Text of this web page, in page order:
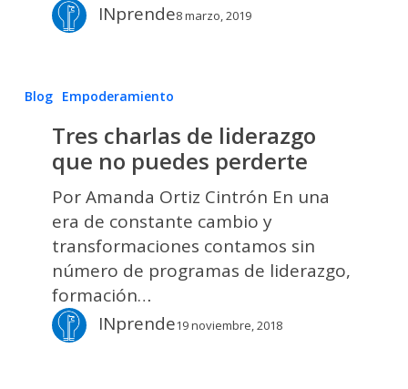
INprende8 marzo, 2019
Tres
liderazgo
que
puedes
perderte
Blog Empoderamiento
Tres charlas de liderazgo
que no puedes perderte
Por Amanda Ortiz Cintrón En una
era de constante cambio y
transformaciones contamos sin
número de programas de liderazgo,
formación…
INprende19 noviembre, 2018